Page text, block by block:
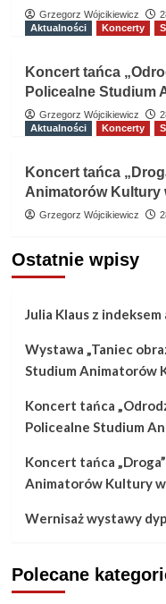
Grzegorz Wójcikiewicz
Aktualności
Koncerty
Koncert tańca
Policealne Studium
Grzegorz Wójcikiewicz
Aktualności
Koncerty
Koncert tańca
Animatorów Kultury
Grzegorz Wójcikiewicz
Ostatnie wpisy
Julia Klaus z indeksem
Wystawa „Taniec
Studium Animatorów
Koncert tańca
Policealne Studium
Koncert tańca
Animatorów Kultury
Wernisaż wystawy
Polecane